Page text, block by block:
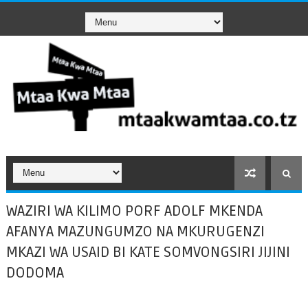
WAZIRI WA KILIMO PORF ADOLF MKENDA
AFANYA MAZUNGUMZO NA MKURUGENZI
MKAZI WA USAID BI KATE SOMVONGSIRI JIJINI
DODOMA